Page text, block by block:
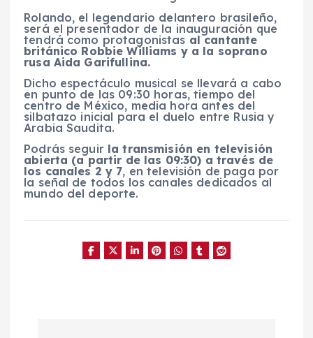
Rolando, el legendario delantero brasileño,
será el presentador de la inauguración que
tendrá como protagonistas al cantante
británico Robbie Williams y a la soprano
rusa Aida Garifullina.
Dicho espectáculo musical se llevará a cabo
en punto de las 09:30 horas, tiempo del
centro de México, media hora antes del
silbatazo inicial para el duelo entre Rusia y
Arabia Saudita.
Podrás seguirla transmisión en televisión
abierta (a partir de las 09:30) a través de
los canales 2 y 7, en televisión de paga por
la señal de todos los canales dedicados al
mundo del deporte.